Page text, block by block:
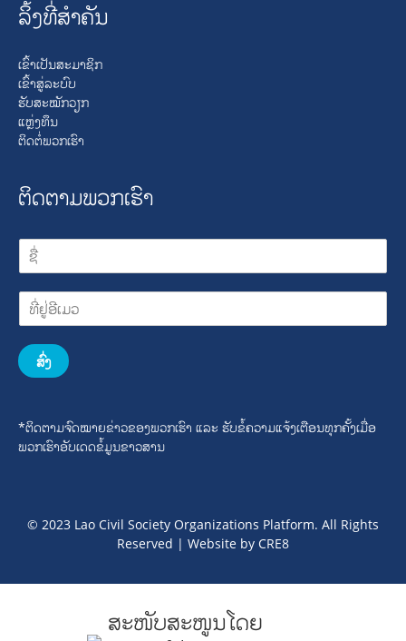
ລິ້ງທີ່ສໍາຄັນ
ເຂົ້າເປັນສະມາຊິກ
ເຂົ້າສູ່ລະບົບ
ຮັບສະໝັກວຽກ
ແຫຼ່ງທຶນ
ຕິດຕໍ່ພວກເຮົາ
ຕິດຕາມພວກເຮົາ
ສົ່ງ
*ຕິດຕາມຈົດໝາຍຂ່າວຂອງພວກເຮົາ ແລະ ຮັບຂໍ້ຄວາມແຈ້ງເຕືອນທຸກຄັ້ງເມື່ອ
ພວກເຮົາອັບເດດຂໍ້ມູນຂາວສານ
© 2023 Lao Civil Society Organizations Platform. All Rights
Reserved | Website by CRE8
ສະໜັບສະໜູນໂດຍ